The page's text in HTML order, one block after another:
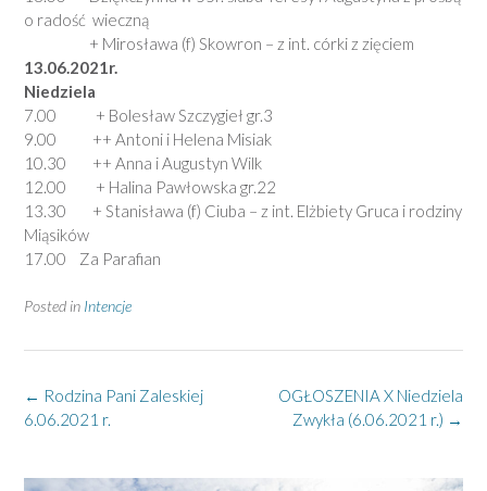
o radość wieczną
+ Mirosława (f) Skowron – z int. córki z zięciem
13.06.2021r.
Niedziela
7.00 + Bolesław Szczygieł gr.3
9.00 ++ Antoni i Helena Misiak
10.30 ++ Anna i Augustyn Wilk
12.00 + Halina Pawłowska gr.22
13.30 + Stanisława (f) Ciuba – z int. Elżbiety Gruca i rodziny
Miąsików
17.00 Za Parafian
Posted in Intencje
Post
navigation
OGŁOSZENIA X Niedziela
Zwykła (6.06.2021 r.) →
← Rodzina Pani Zaleskiej
6.06.2021 r.